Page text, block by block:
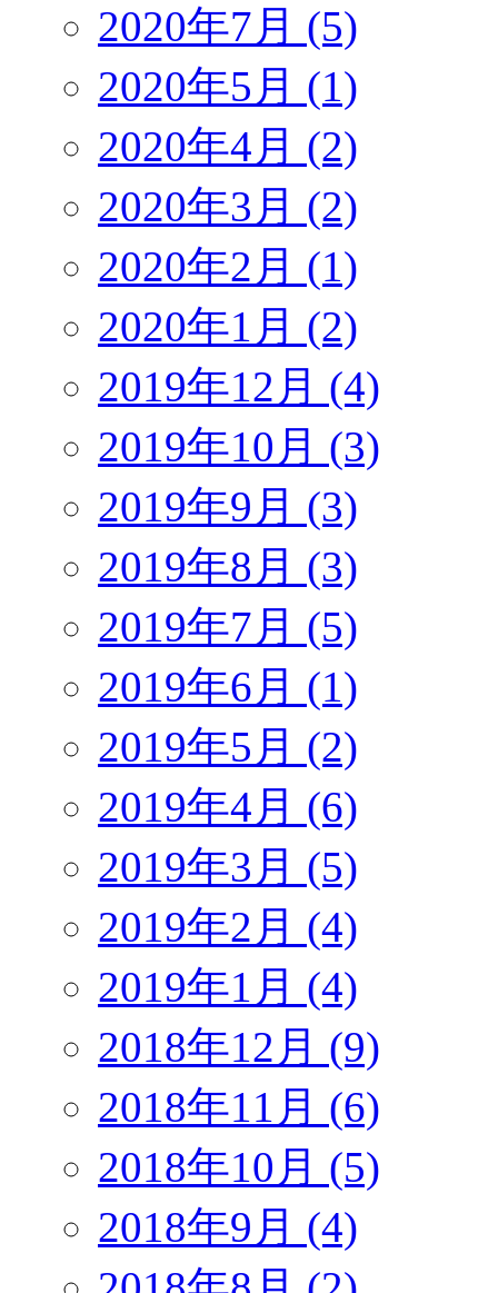
2020年7月 (5)
2020年5月 (1)
2020年4月 (2)
2020年3月 (2)
2020年2月 (1)
2020年1月 (2)
2019年12月 (4)
2019年10月 (3)
2019年9月 (3)
2019年8月 (3)
2019年7月 (5)
2019年6月 (1)
2019年5月 (2)
2019年4月 (6)
2019年3月 (5)
2019年2月 (4)
2019年1月 (4)
2018年12月 (9)
2018年11月 (6)
2018年10月 (5)
2018年9月 (4)